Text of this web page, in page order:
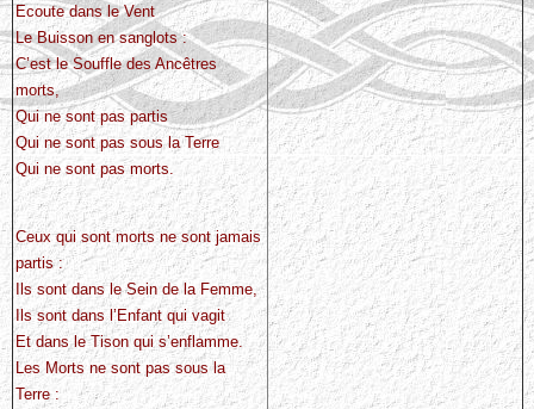
Ecoute dans le Vent
Le Buisson en sanglots :
C’est le Souffle des Ancêtres
morts,
Qui ne sont pas partis
Qui ne sont pas sous la Terre
Qui ne sont pas morts.
Ceux qui sont morts ne sont jamais
partis :
Ils sont dans le Sein de la Femme,
Ils sont dans l’Enfant qui vagit
Et dans le Tison qui s’enflamme.
Les Morts ne sont pas sous la
Terre :